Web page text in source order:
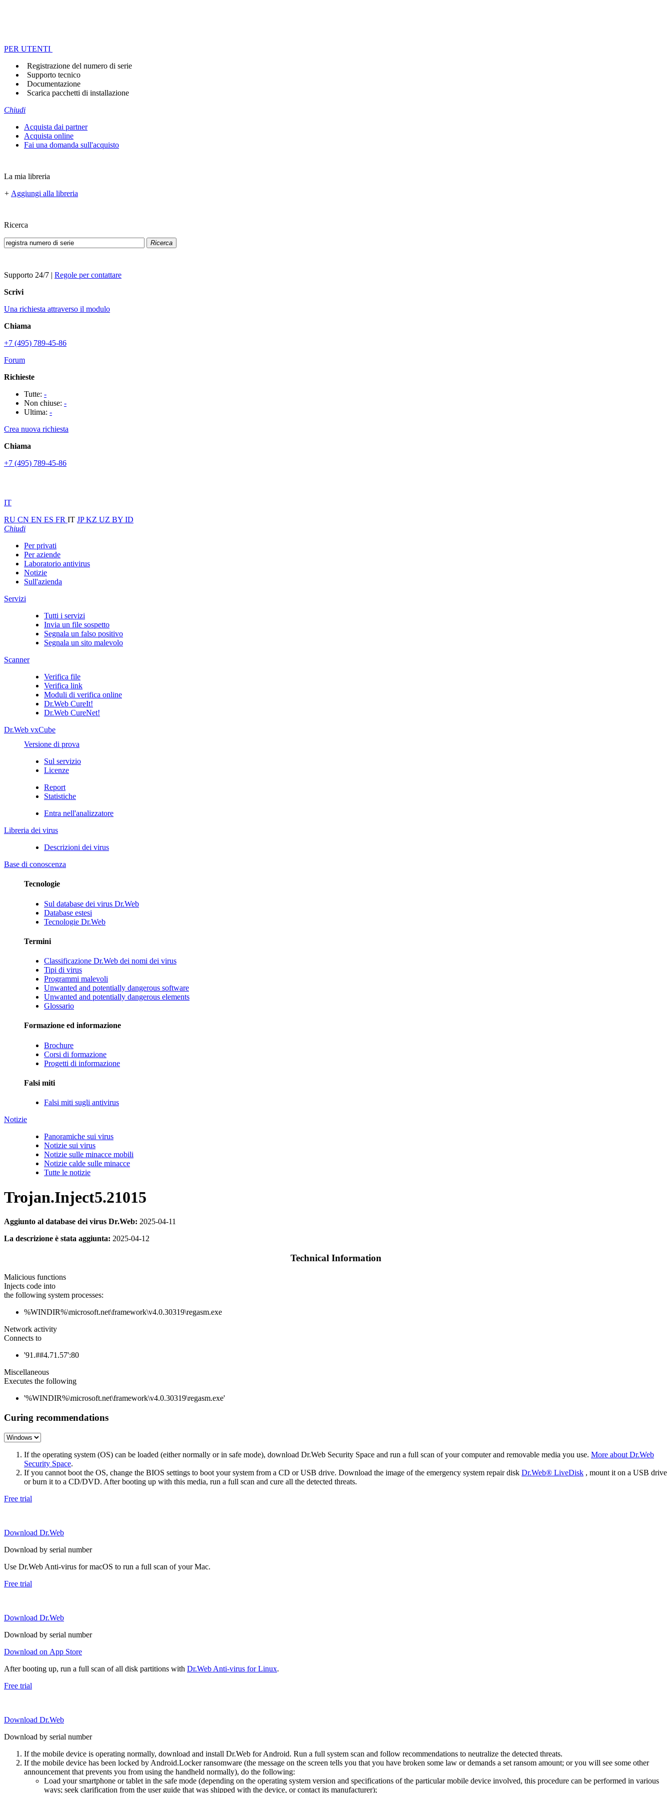
PER UTENTI
Registrazione del numero di serie
Supporto tecnico
Documentazione
Scarica pacchetti di installazione
Chiudi
Acquista dai partner
Acquista online
Fai una domanda sull'acquisto
La mia libreria
+ Aggiungi alla libreria
Ricerca
Ricerca
Supporto 24/7 | Regole per contattare
Scrivi
Una richiesta attraverso il modulo
Chiama
+7 (495) 789-45-86
Forum
Richieste
Tutte: -
Non chiuse: -
Ultima: -
Crea nuova richiesta
Chiama
+7 (495) 789-45-86
IT
RU CN EN ES FR IT JPKZ UZ BY ID
Chiudi
Per privati
Per aziende
Laboratorio antivirus
Notizie
Sull'azienda
Servizi
Tutti i servizi
Invia un file sospetto
Segnala un falso positivo
Segnala un sito malevolo
Scanner
Verifica file
Verifica link
Moduli di verifica online
Dr.Web CureIt!
Dr.Web CureNet!
Dr.Web vxCube
Versione di prova
Sul servizio
Licenze
Report
Statistiche
Entra nell'analizzatore
Libreria dei virus
Descrizioni dei virus
Base di conoscenza
Tecnologie
Sul database dei virus Dr.Web
Database estesi
Tecnologie Dr.Web
Termini
Classificazione Dr.Web dei nomi dei virus
Tipi di virus
Programmi malevoli
Unwanted and potentially dangerous software
Unwanted and potentially dangerous elements
Glossario
Formazione ed informazione
Brochure
Corsi di formazione
Progetti di informazione
Falsi miti
Falsi miti sugli antivirus
Notizie
Panoramiche sui virus
Notizie sui virus
Notizie sulle minacce mobili
Notizie calde sulle minacce
Tutte le notizie
Trojan.Inject5.21015
Aggiunto al database dei virus Dr.Web: 2025-04-11
La descrizione è stata aggiunta: 2025-04-12
Technical Information
Malicious functions
Injects code into
the following system processes:
%WINDIR%\microsoft.net\framework\v4.0.30319\regasm.exe
Network activity
Connects to
'91.##4.71.57':80
Miscellaneous
Executes the following
'%WINDIR%\microsoft.net\framework\v4.0.30319\regasm.exe'
Curing recommendations
If the operating system (OS) can be loaded (either normally or in safe mode), download Dr.Web Security Space and run a full scan of your computer and removable media you use. More about Dr.Web
Security Space.
If you cannot boot the OS, change the BIOS settings to boot your system from a CD or USB drive. Download the image of the emergency system repair disk Dr.Web® LiveDisk , mount it on a USB drive
or burn it to a CD/DVD. After booting up with this media, run a full scan and cure all the detected threats.
Free trial
Download Dr.Web
Download by serial number
Use Dr.Web Anti-virus for macOS to run a full scan of your Mac.
Free trial
Download Dr.Web
Download by serial number
Download on App Store
After booting up, run a full scan of all disk partitions with Dr.Web Anti-virus for Linux.
Free trial
Download Dr.Web
Download by serial number
If the mobile device is operating normally, download and install Dr.Web for Android. Run a full system scan and follow recommendations to neutralize the detected threats.
If the mobile device has been locked by Android.Locker ransomware (the message on the screen tells you that you have broken some law or demands a set ransom amount; or you will see some other
announcement that prevents you from using the handheld normally), do the following:
Load your smartphone or tablet in the safe mode (depending on the operating system version and specifications of the particular mobile device involved, this procedure can be performed in various
ways; seek clarification from the user guide that was shipped with the device, or contact its manufacturer);